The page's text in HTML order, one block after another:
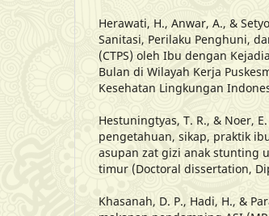
Herawati, H., Anwar, A., &
Sanitasi, Perilaku Penghuni,
(CTPS) oleh Ibu dengan
Bulan di Wilayah Kerja
Kesehatan Lingkungan
Hestuningtyas, T. R., & Noer,
pengetahuan, sikap, praktik
asupan zat gizi anak stunting
timur (Doctoral dissertation,
Khasanah, D. P., Hadi, H., &